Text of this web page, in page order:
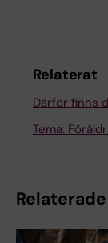
Relaterat
Därför finns
Tema: